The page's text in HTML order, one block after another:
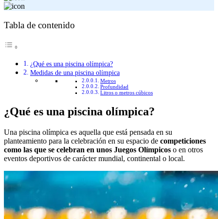
Tabla de contenido
¿Qué es una piscina olímpica?
Medidas de una piscina olímpica
Metros
Profundidad
Litros o metros cúbicos
¿Qué es una piscina olímpica?
Una piscina olímpica es aquella que está pensada en su
planteamiento para la celebración en su espacio de competiciones
como las que se celebran en unos Juegos Olímpicos o en otros
eventos deportivos de carácter mundial, continental o local.